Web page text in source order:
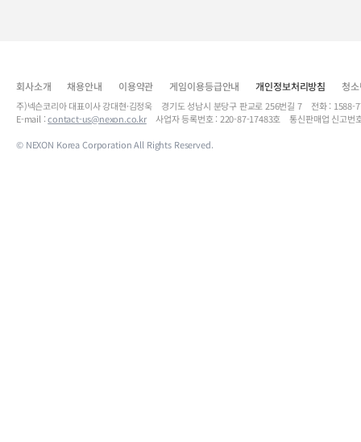
회사소개 채용안내 이용약관 게임이용등급안내 개인정보처리방침 청
주)넥슨코리아 대표이사 강대현·김정욱 경기도 성남시 분당구 판교로 256번길 7 전화 :
E-mail :contact-us@nexon.co.kr사업자 등록번호 : 220-87-17483호 통신판매업 신고번
© NEXON Korea Corporation All Rights Reserved.